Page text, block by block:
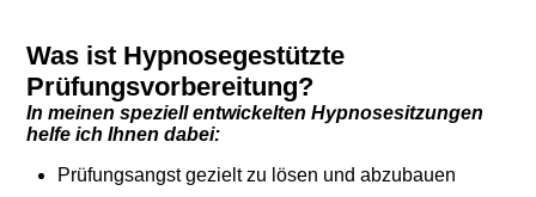
Was ist Hypnosegestützte
Prüfungsvorbereitung?
In meinen speziell entwickelten Hypnosesitzungen
helfe ich Ihnen dabei:
Prüfungsangst gezielt zu lösen und abzubauen